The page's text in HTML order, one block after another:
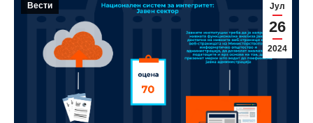
Јул
26
2024
Вести